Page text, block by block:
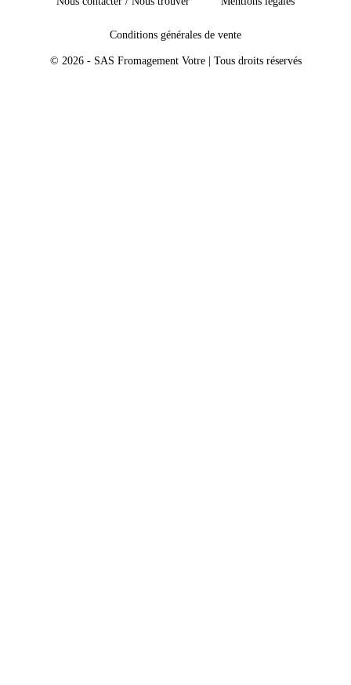
Conditions générales de vente
© 2026 - SAS Fromagement Votre | Tous droits réservés